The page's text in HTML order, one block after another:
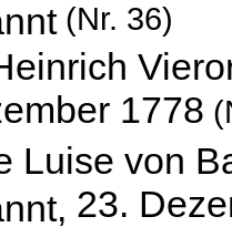
(Nr. 36)
1778
Luise von
23.